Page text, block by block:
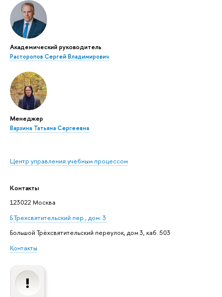
Академический руководитель
Расторопов Сергей Владимирович
Менеджер
Варзина Татьяна Сергеевна
Центр управления учебным процессом
Контакты
123022 Москва
Б.Трехсвятительский пер., дом. 3
Большой Трёхсвятительский переулок, дом 3, каб. 503
Контакты